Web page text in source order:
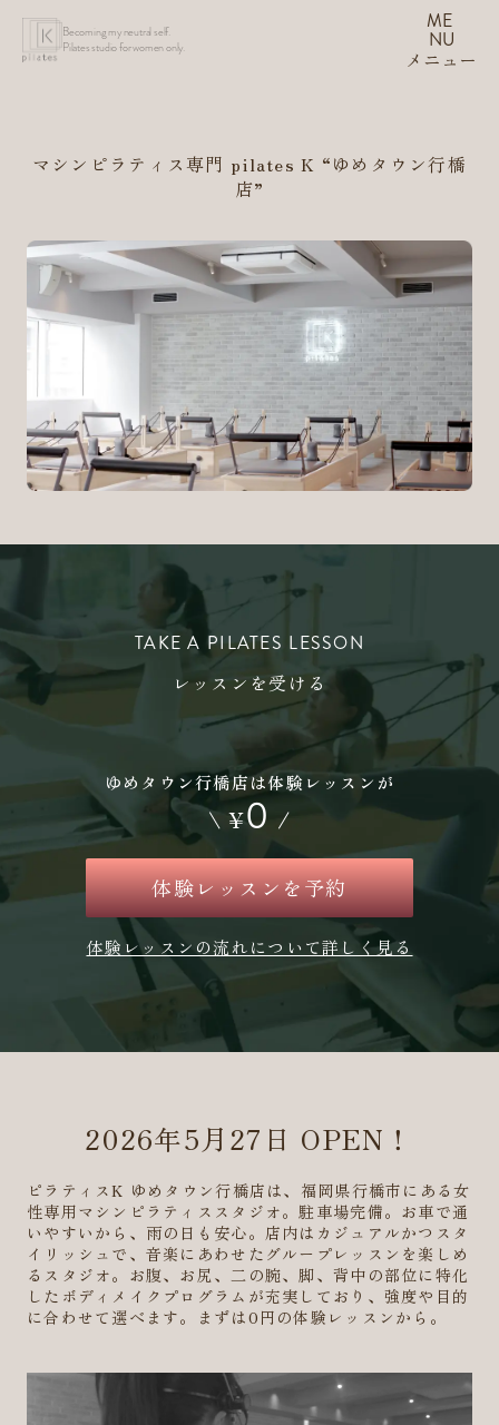
Becoming my neutral self.
Pilates studio for women only.
ME
NU
メニュー
マシンピラティス専門 pilates K “ゆめタウン行橋
店”
TAKE A PILATES LESSON
レッスンを受ける
ゆめタウン行橋店は体験レッスンが
\¥0 /
体験レッスンを予約
体験レッスンの流れについて詳しく見る
2026年5月27日 OPEN！
ピラティスK ゆめタウン行橋店は、福岡県行橋市にある女
性専用マシンピラティススタジオ。駐車場完備。お車で通
いやすいから、雨の日も安心。店内はカジュアルかつスタ
イリッシュで、音楽にあわせたグループレッスンを楽しめ
るスタジオ。お腹、お尻、二の腕、脚、背中の部位に特化
したボディメイクプログラムが充実しており、強度や目的
に合わせて選べます。まずは0円の体験レッスンから。